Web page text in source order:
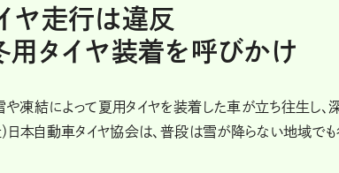
ヤ走行は違反
用タイヤ装着を呼びかけ
や凍結によって夏用タイヤを装着した車が立ち往生し
）日本自動車タイヤ協会は、普段は雪が降らない地域で